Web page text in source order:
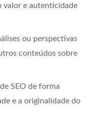
valor e autenticidade
ou perspectivas
conteúdos sobre
SEO de forma
e a originalidade do